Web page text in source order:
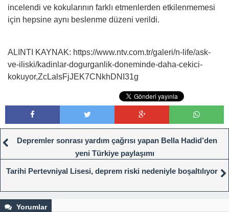
incelendi ve kokularının farklı etmenlerden etkilenmemesi
için hepsine aynı beslenme düzeni verildi.
ALINTI KAYNAK: https://www.ntv.com.tr/galeri/n-life/ask-
ve-iliski/kadinlar-dogurganlik-doneminde-daha-cekici-
kokuyor,ZcLalsFjJEK7CNkhDNI31g
Depremler sonrası yardım çağrısı yapan Bella Hadid’den
yeni Türkiye paylaşımı
Tarihi Pertevniyal Lisesi, deprem riski nedeniyle boşaltılıyor
Yorumlar